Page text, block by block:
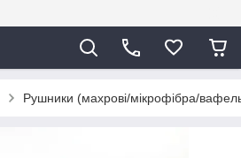
Рушники (махрові/мікрофібра/